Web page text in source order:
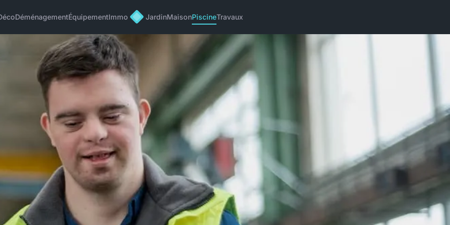
DéménagementÉquipementImmo JardinMaisonPiscineTravaux